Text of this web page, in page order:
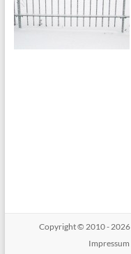
Copyright © 2010 - 2026
Impressum